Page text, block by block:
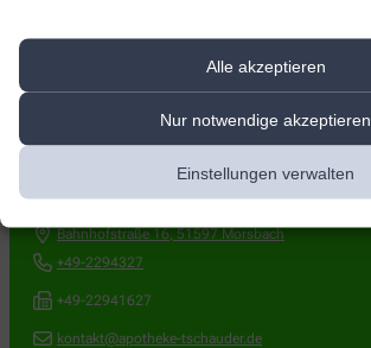
Alle akzeptieren
Nur notwendige akzeptieren
Einstellungen verwalten
Bahnhofstraße 16,51597 Morsbach
+49-2294327
+49-22941627
kontakt@apotheke-tschauder.de